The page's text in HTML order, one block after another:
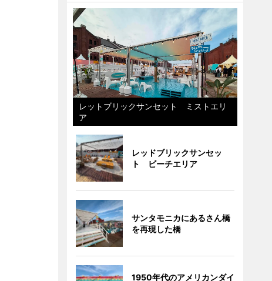
レットブリックサンセット ミストエリ
ア
レッドブリックサンセッ
ト ビーチエリア
サンタモニカにあるさん橋
を再現した橋
1950年代のアメリカンダイ